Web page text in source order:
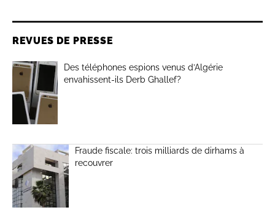
REVUES DE PRESSE
Des téléphones espions venus d’Algérie
envahissent-ils Derb Ghallef?
Fraude fiscale: trois milliards de dirhams à
recouvrer